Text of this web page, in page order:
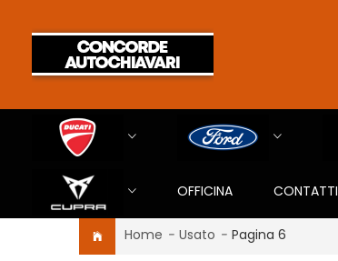
OFFICINA CONTATTI
Home - Usato - Pagina 6